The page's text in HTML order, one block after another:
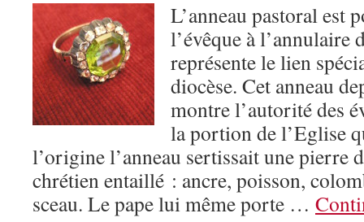
L’anneau pastoral est
l’évêque à
représente le lien
diocèse. Cet anneau
montre l’autorité des
la portion de l’Eglise
l’origine l’anneau sertissait une pierre
chrétien entaillé : ancre, poisson,
sceau. Le pape lui même porte …